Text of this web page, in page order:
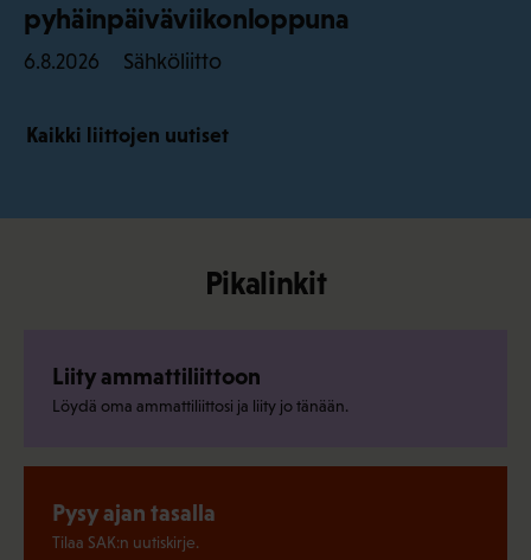
pyhäinpäiväviikonloppuna
6.8.2026 Sähköliitto
Kaikki liittojen uutiset
Pikalinkit
Liity ammattiliittoon
Löydä oma ammattiliittosi ja liity jo tänään.
Pysy ajan tasalla
Tilaa SAK:n uutiskirje.